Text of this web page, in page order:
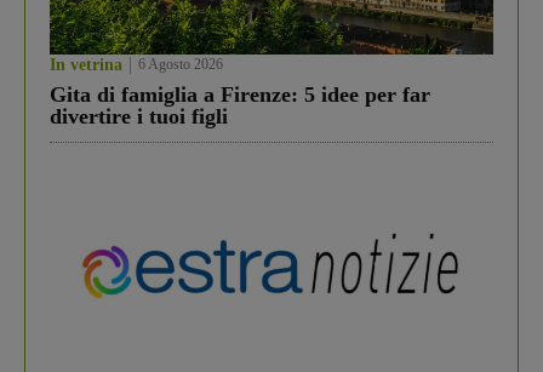
In vetrina 6 Agosto 2026
Gita di famiglia a Firenze: 5 idee per far
divertire i tuoi figli